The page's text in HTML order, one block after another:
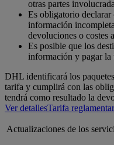
otras partes
Es obligatorio
información
devoluciones o costes
Es posible que los
información y pagar la
DHL identificará los
tarifa y cumplirá con las
tendrá como resultado la
Ver detallesTarifa
Actualizaciones de los